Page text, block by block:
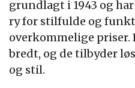
grundlagt i 1943 og
ry for stilfulde og
overkommelige priser.
bredt, og de tilbyder
og stil.